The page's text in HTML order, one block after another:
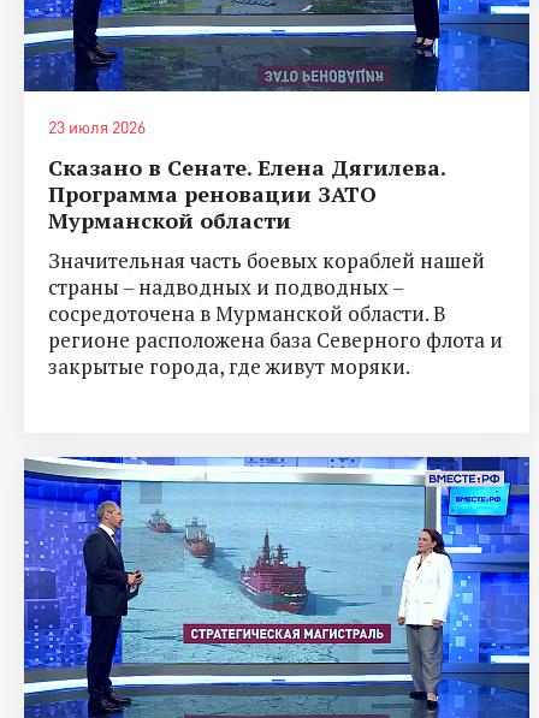
23 июля 2026
Сказано в Сенате. Елена Дягилева.
Программа реновации ЗАТО
Мурманской области
Значительная часть боевых кораблей нашей
страны – надводных и подводных –
сосредоточена в Мурманской области. В
регионе расположена база Северного флота и
закрытые города, где живут моряки.